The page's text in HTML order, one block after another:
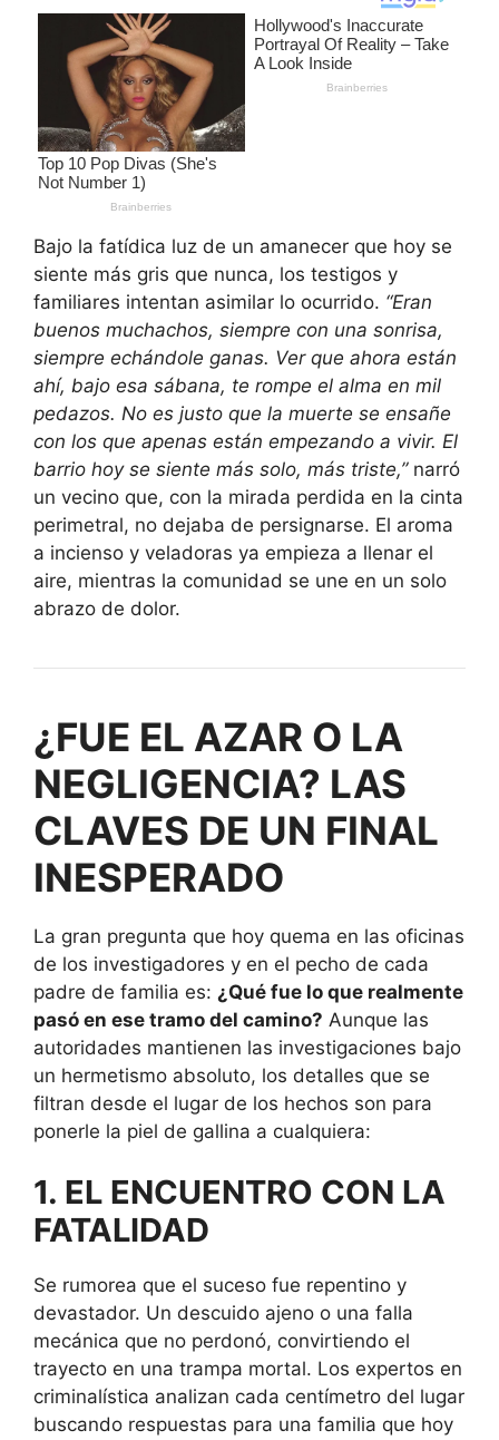
Bajo la fatídica luz de un amanecer que hoy se
siente más gris que nunca, los testigos y
familiares intentan asimilar lo ocurrido. “Eran
buenos muchachos, siempre con una sonrisa,
siempre echándole ganas. Ver que ahora están
ahí, bajo esa sábana, te rompe el alma en mil
pedazos. No es justo que la muerte se ensañe
con los que apenas están empezando a vivir. El
barrio hoy se siente más solo, más triste,”narró
un vecino que, con la mirada perdida en la cinta
perimetral, no dejaba de persignarse. El aroma
a incienso y veladoras ya empieza a llenar el
aire, mientras la comunidad se une en un solo
abrazo de dolor.
¿FUE EL AZAR O LA
NEGLIGENCIA? LAS
CLAVES DE UN FINAL
INESPERADO
La gran pregunta que hoy quema en las oficinas
de los investigadores y en el pecho de cada
padre de familia es: ¿Qué fue lo que realmente
pasó en ese tramo del camino? Aunque las
autoridades mantienen las investigaciones bajo
un hermetismo absoluto, los detalles que se
filtran desde el lugar de los hechos son para
ponerle la piel de gallina a cualquiera:
1. EL ENCUENTRO CON LA
FATALIDAD
Se rumorea que el suceso fue repentino y
devastador. Un descuido ajeno o una falla
mecánica que no perdonó, convirtiendo el
trayecto en una trampa mortal. Los expertos en
criminalística analizan cada centímetro del lugar
buscando respuestas para una familia que hoy